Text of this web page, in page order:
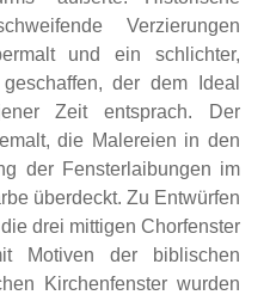
Verzierungen
und ein schlichter,
der dem Ideal
Zeit entsprach. Der
die Malereien in den
der Fensterlaibungen im
überdeckt. Zu Entwürfen
drei mittigen Chorfenster
Motiven der biblischen
Kirchenfenster wurden